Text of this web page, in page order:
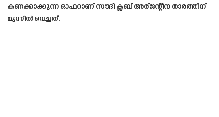
കണക്കാക്കുന്ന ഓഫറാണ് സൗദി ക്ലബ് അര്ജന്റീന താരത്തിന്
മുന്നിൽ വെച്ചത്.